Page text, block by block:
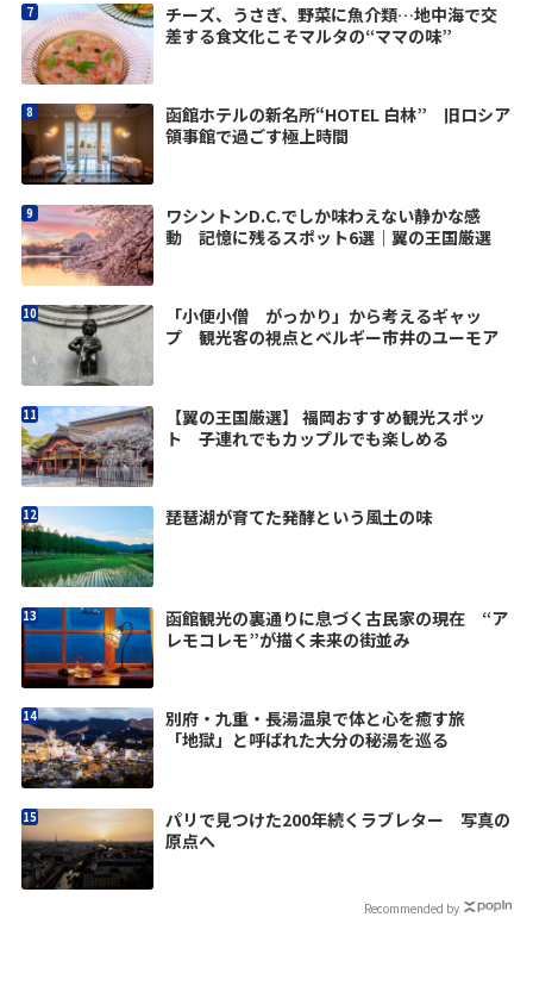
チーズ、うさぎ、野菜に魚介類…地中海で交
差する食文化こそマルタの“ママの味”
函館ホテルの新名所“HOTEL 白林” 旧ロシア
領事館で過ごす極上時間
ワシントンD.C.でしか味わえない静かな感
動 記憶に残るスポット6選｜翼の王国厳選
「小便小僧 がっかり」から考えるギャッ
プ 観光客の視点とベルギー市井のユーモア
【翼の王国厳選】 福岡おすすめ観光スポッ
ト 子連れでもカップルでも楽しめる
琵琶湖が育てた発酵という風土の味
函館観光の裏通りに息づく古民家の現在 “ア
レモコレモ”が描く未来の街並み
別府・九重・長湯温泉で体と心を癒す旅
「地獄」と呼ばれた大分の秘湯を巡る
パリで見つけた200年続くラブレター 写真の
原点へ
Recommended by